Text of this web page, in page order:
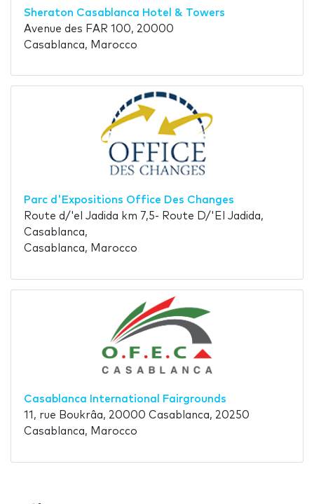
Sheraton Casablanca Hotel & Towers
Avenue des FAR 100, 20000
Casablanca, Marocco
Parc d'Expositions Office Des Changes
Route d/'el Jadida km 7,5- Route D/'El Jadida,
Casablanca,
Casablanca, Marocco
Casablanca International Fairgrounds
11, rue Boukrâa, 20000 Casablanca, 20250
Casablanca, Marocco